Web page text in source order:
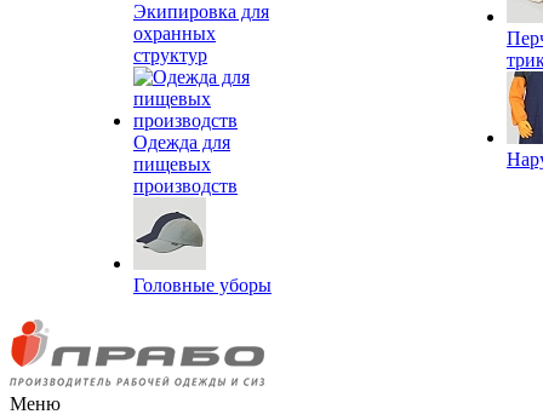
Экипировка для
охранных
структур
Одежда для
пищевых
производств
Головные уборы
Меню